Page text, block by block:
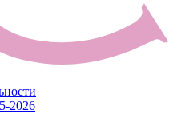
2026